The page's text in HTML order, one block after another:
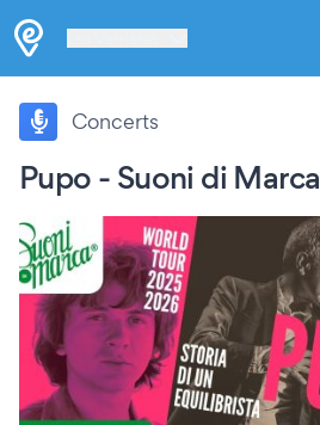
Pupo - Suoni di Marca
Concerts